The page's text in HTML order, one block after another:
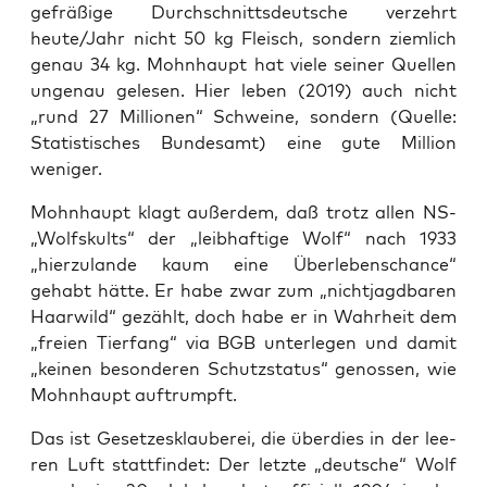
gefrä­ßi­ge Durch­schnitts­deut­sche ver­zehrt
heute/Jahr nicht 50 kg Fleisch, son­dern ziem­lich
genau 34 kg. Mohn­haupt hat vie­le sei­ner Quel­len
unge­nau gele­sen. Hier leben (2019) auch nicht
„rund 27 Mil­lio­nen“ Schwei­ne, son­dern (Quel­le:
Sta­tis­ti­sches Bun­des­amt) eine gute Mil­li­on
weniger.
Mohn­haupt klagt außer­dem, daß trotz allen NS-
„Wolfs­kults“ der „leib­haf­ti­ge Wolf“ nach 1933
„hier­zu­lan­de kaum eine Über­le­bens­chan­ce“
gehabt hät­te. Er habe zwar zum „nicht­jagd­ba­ren
Haar­wild“ gezählt, doch habe er in Wahr­heit dem
„frei­en Tier­fang“ via BGB unter­le­gen und damit
„kei­nen beson­de­ren Schutz­sta­tus“ genos­sen, wie
Mohn­haupt auftrumpft.
Das ist Geset­zes­klau­be­rei, die über­dies in der lee­
ren Luft statt­fin­det: Der letz­te „deut­sche“ Wolf